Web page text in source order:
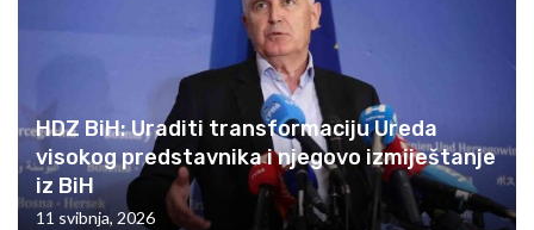
HDZ BiH: Uraditi transformaciju Ureda
visokog predstavnika i njegovo izmiještanje
iz BiH
11 svibnja, 2026